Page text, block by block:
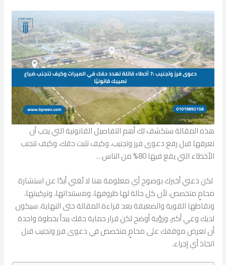
هذه المقالة ستكشف لك أهم التفاصيل القانونية التي يجب أن
تعرفها قبل رفع دعوى فرز وتجنيب، وكيف تثبت حقك، وكيف تتجنب
الأخطاء التي يقع فيها 80% من الناس…
لكن دعني أخبرك بوضوح أي معلومة هنا لا تُغني أبدًا عن استشارة
محامٍ متخصص، لأن كل حالة لها ظروفها، ومستنداتها، وتركيبتها،
ونقاطها القوية والضعيفة بعد قراءة المقالة حتى النهاية، سيكون
لديك وعي أكبر، ورؤية أوضح لكن قرار حماية حقك يبدأ بخطوة واحدة
أن تعرض موقفك على محامٍ متخصص في دعوى فرز وتجنيب قبل
اتخاذ أي إجراء.